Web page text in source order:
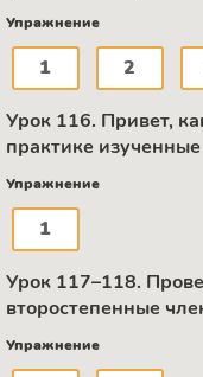
Упражнение
1 2
Урок 116. Привет,
практике
Упражнение
1
Урок 117–118.
второстепенные
Упражнение